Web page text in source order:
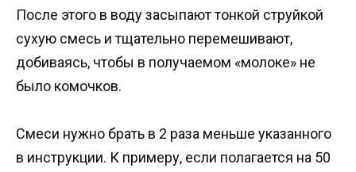
После этого в воду засыпают тонкой струйкой
сухую смесь и тщательно перемешивают,
добиваясь, чтобы в получаемом «молоке» не
было комочков.
Смеси нужно брать в 2 раза меньше указанного
в инструкции. К примеру, если полагается на 50